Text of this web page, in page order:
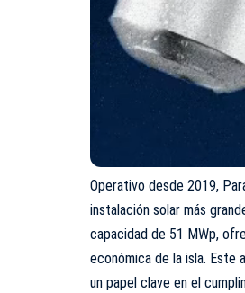
Operativo desde 2019,
instalación solar más
capacidad de 51 MWp,
económica de la isla. Este
un papel clave en el